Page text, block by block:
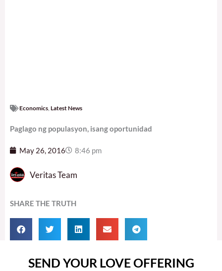
Economics Latest News
Paglago ng populasyon, isang oportunidad
May 26, 2016 8:46 pm
Veritas Team
SHARE THE TRUTH
SEND YOUR LOVE OFFERING